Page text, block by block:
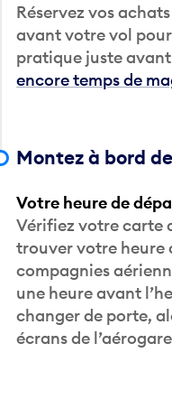
Réservez vos
avant votre vol
pratique juste
encore temps de
Montez à bord
Votre heure de
Vérifiez votre carte
trouver votre heure
compagnies
une heure avant
changer de porte,
écrans de